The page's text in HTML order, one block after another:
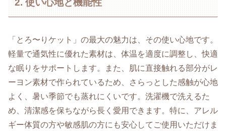
2. 使い心地と機能性
「とろ〜りケット」の最大の魅力は、その使い心地です。
軽量で通気性に優れた素材は、体温を適度に調整し、快適
な眠りをサポートします。また、肌に直接触れる部分がレ
ーヨン素材で作られているため、さらっとした感触が心地
よく、暑い季節でも蒸れにくいです。洗濯機で洗えるた
め、清潔感を保ちながら長く愛用できます。特に、アレル
ギー体質の方や敏感肌の方にも安心してご使用いただけま